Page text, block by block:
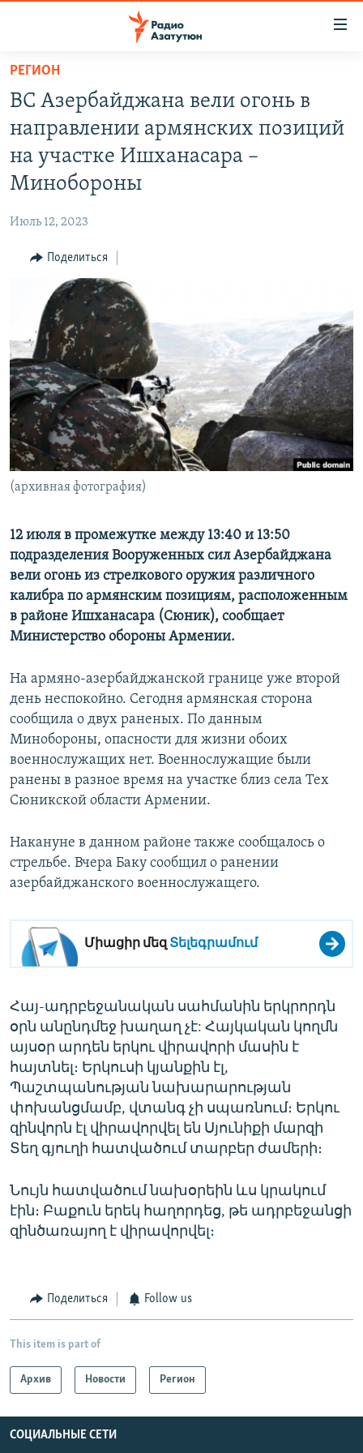
Перейти
основному
содержанию
Перейти
основной
Перейти
поиску
НОВОСТИ
ПОЛИТИКА
ОБЩЕСТВО
РЕГИОН
НАГОРНЫЙ КАРАБАХ
КУЛЬТУРА
СПОРТ
АРХИВ
Հայերեն
English
Русский
Все сайты Радио Азатутюн
РЕГИОН
ВС Азербайджана вели огонь в
направлении армянских позиций
на участке Ишханасара –
Минобороны
Июль 12, 2023
Поделиться
(архивная фотография)
12 июля в промежутке между 13:40 и 13:50
подразделения Вооруженных сил Азербайджана
вели огонь из стрелкового оружия различного
калибра по армянским позициям, расположенным
в районе Ишханасара (Сюник), сообщает
Министерство обороны Армении.
На армяно-азербайджанской границе уже второй
день неспокойно. Сегодня армянская сторона
сообщила о двух раненых. По данным
Минобороны, опасности для жизни обоих
военнослужащих нет. Военнослужащие были
ранены в разное время на участке близ села Тех
Сюникской области Армении.
Накануне в данном районе также сообщалось о
стрельбе. Вчера Баку сообщил о ранении
азербайджанского военнослужащего.
Միացիր մեզ Տելեգրամում
Հայ-ադրբեջանական սահմանին երկրորդն
օրն անընդմեջ խաղաղ չէ: Հայկական կողմն
այսօր արդեն երկու վիրավորի մասին է
հայտնել։ Երկուսի կյանքին էլ,
Պաշտպանության նախարարության
փոխանցմամբ, վտանգ չի սպառնում։ Երկու
զինվորն էլ վիրավորվել են Սյունիքի մարզի
Տեղ գյուղի հատվածում տարբեր ժամերի։
Նույն հատվածում նախօրեին ևս կրակում
էին։ Բաքուն երեկ հաղորդեց, թե ադրբեջանցի
զինծառայող է վիրավորվել։
Поделиться Follow us
This item is part of
Архив Новости Регион
СОЦИАЛЬНЫЕ СЕТИ